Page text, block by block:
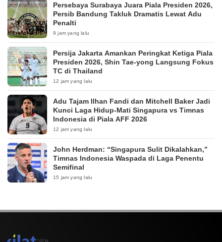
Persebaya Surabaya Juara Piala Presiden 2026,
Persib Bandung Takluk Dramatis Lewat Adu
Penalti
9 jam yang lalu
Persija Jakarta Amankan Peringkat Ketiga Piala
Presiden 2026, Shin Tae-yong Langsung Fokus
TC di Thailand
12 jam yang lalu
Adu Tajam Ilhan Fandi dan Mitchell Baker Jadi
Kunci Laga Hidup-Mati Singapura vs Timnas
Indonesia di Piala AFF 2026
12 jam yang lalu
John Herdman: “Singapura Sulit Dikalahkan,”
Timnas Indonesia Waspada di Laga Penentu
Semifinal
15 jam yang lalu